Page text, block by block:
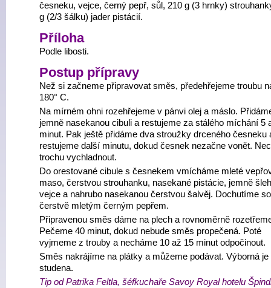
česneku, vejce, černý pepř, sůl, 210 g (3 hrnky)
g (2/3 šálku) jader pistácií.
Příloha
Podle libosti.
Postup přípravy
Než si začneme připravovat směs, předehřejeme troubu
180° C.
Na mírném ohni rozehřejeme v pánvi olej a máslo.
jemně nasekanou cibuli a restujeme za stálého míchání 5
minut. Pak ještě přidáme dva stroužky drceného česneku
restujeme další minutu, dokud česnek nezačne vonět.
trochu vychladnout.
Do orestované cibule s česnekem vmícháme mleté
maso, čerstvou strouhanku, nasekané pistácie, jemně
vejce a nahrubo nasekanou čerstvou šalvěj. Dochutíme
čerstvě mletým černým pepřem.
Připravenou směs dáme na plech a rovnoměrně
Pečeme 40 minut, dokud nebude směs propečená. Poté
vyjmeme z trouby a necháme 10 až 15 minut odpočinout.
Směs nakrájíme na plátky a můžeme podávat. Výborná je
studena.
Tip od Patrika Feltla, šéfkuchaře Savoy Royal hotelu